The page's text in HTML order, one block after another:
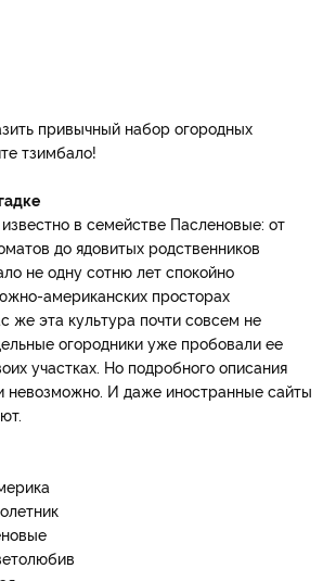
привычный набор огородных
тзимбало!
в семействе Пасленовые: от
до ядовитых родственников
не одну сотню лет спокойно
американских просторах
же эта культура почти совсем не
огородники уже пробовали ее
участках. Но подробного описания
невозможно. И даже иностранные сайты